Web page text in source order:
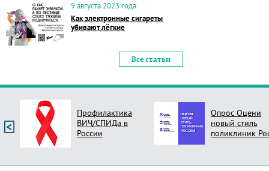
9 августа 2023 года
Как электронные сигареты
убивают лёгкие
Все статьи
Профилактика
ВИЧ/СПИДа в
России
Опрос Оцени
новый стиль
поликлиник